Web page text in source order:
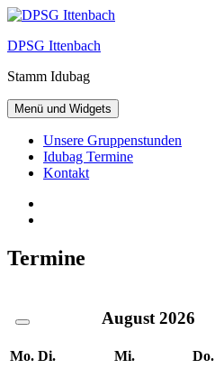
Zum
springen
DPSG Ittenbach
Stamm Idubag
Menü und Widgets
Unsere Gruppenstunden
Idubag Termine
Kontakt
Termine
August 2026
Mo. Di. Mi. Do.